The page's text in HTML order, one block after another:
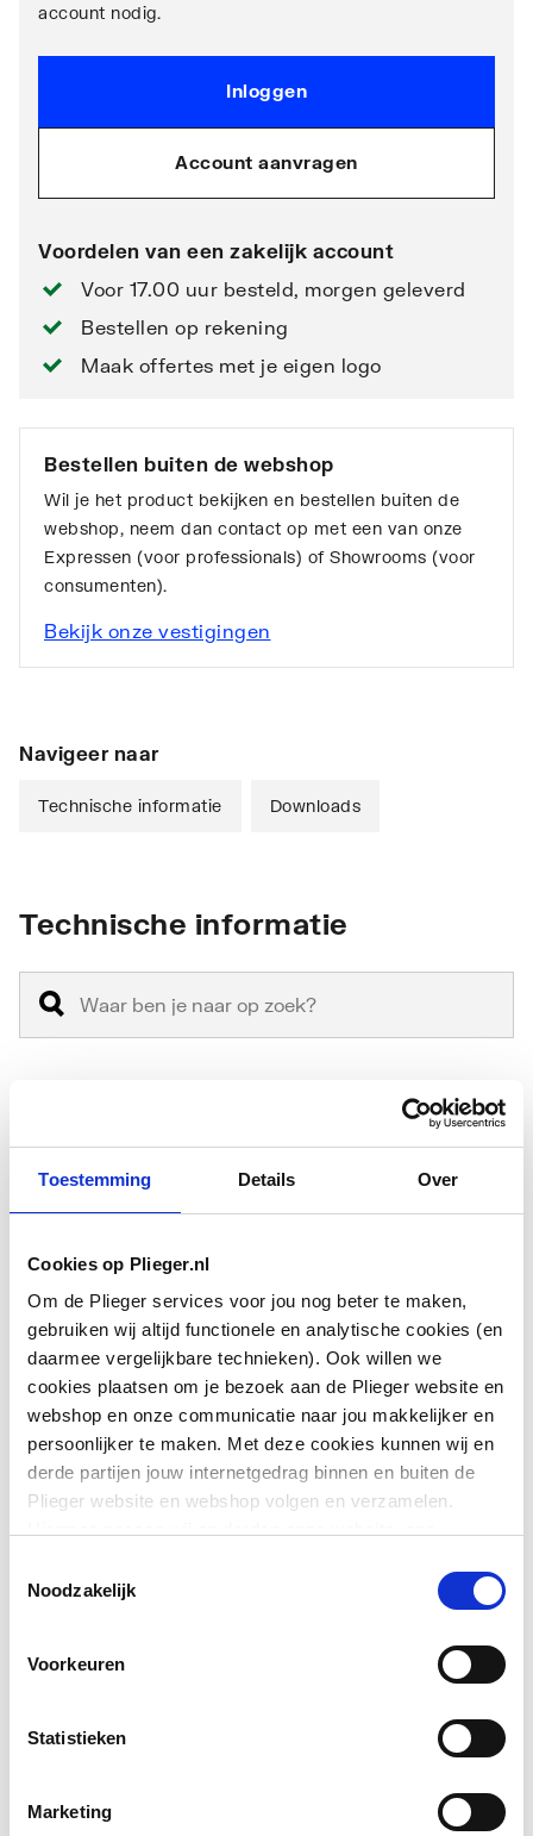
Toestemming Details Over
Cookies op Plieger.nl
Om de Plieger services voor jou nog beter te maken,
gebruiken wij altijd functionele en analytische cookies (en
daarmee vergelijkbare technieken). Ook willen we
cookies plaatsen om je bezoek aan de Plieger website en
webshop en onze communicatie naar jou makkelijker en
persoonlijker te maken. Met deze cookies kunnen wij en
derde partijen jouw internetgedrag binnen en buiten de
Plieger website en webshop volgen en verzamelen.
We slaan je cookievoorkeur op in je browser.
Noodzakelijk
Voorkeuren
Statistieken
Marketing
account nodig.
Inloggen
Account aanvragen
Voordelen van een zakelijk account
Voor 17.00 uur besteld, morgen geleverd
Bestellen op rekening
Maak offertes met je eigen logo
Bestellen buiten de webshop
Wil je het product bekijken en bestellen buiten de
webshop, neem dan contact op met een van onze
Expressen (voor professionals) of Showrooms (voor
consumenten).
Bekijk onze vestigingen
Navigeer naar
Technische informatie Downloads
Technische informatie
Materiaal Keramiek
Vorm Rechthoekig
Kleur Wit
Met
bevestigingsmateriaal
Nee
Geschikt voor meubel Ja
hoekmontage links
hoekmontage rechts
Afzetplateau
Toon meer
Downloads
type.FileSubTypeEnum.ACHTERZIJDE.name
248 KB
Pictogram
Montageinstructie 79 KB